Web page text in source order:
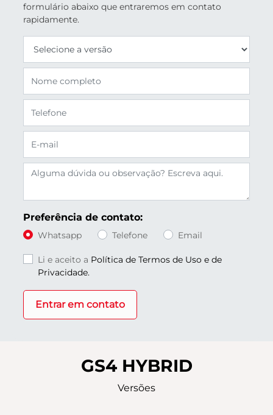
formulário abaixo que entraremos em contato
rapidamente.
Preferência de contato:
Whatsapp Telefone Email
Li e aceito a Política de Termos de Uso e de
Privacidade.
Entrar em contato
GS4 HYBRID
Versões